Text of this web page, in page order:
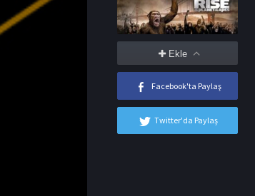
Ekle
Facebook'ta Paylaş
Twitter'da Paylaş